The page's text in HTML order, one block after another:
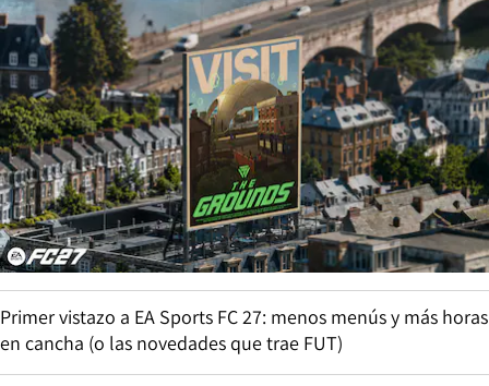
Primer vistazo a EA Sports FC 27: menos menús y más horas
en cancha (o las novedades que trae FUT)